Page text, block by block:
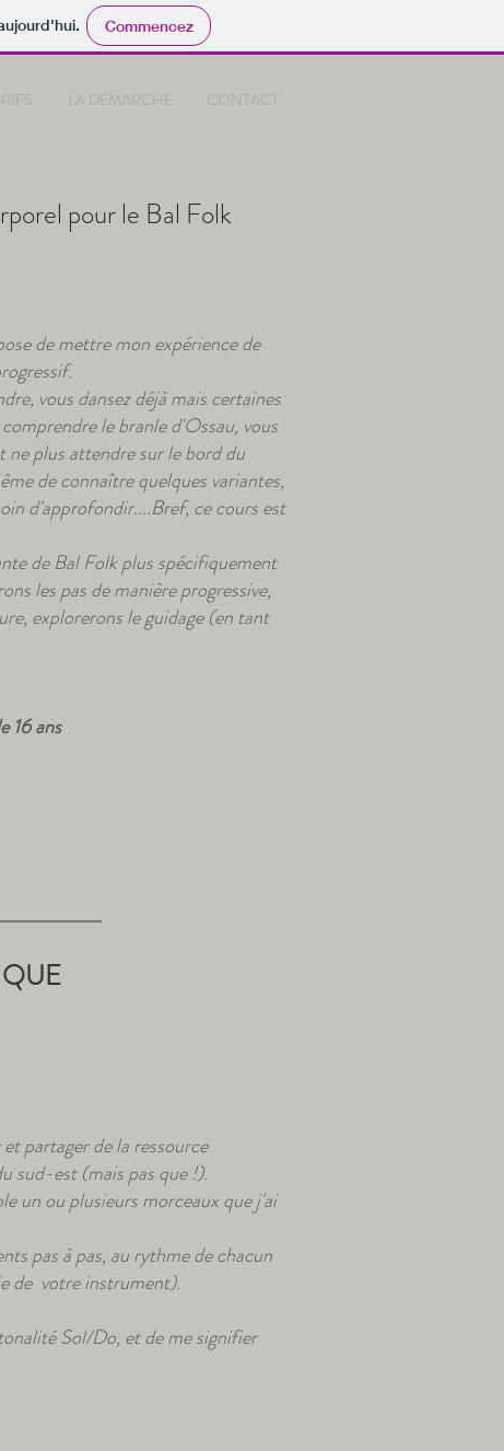
Commencez
LA DÉMARCHE CONTACT
pour le Bal Folk
de mettre mon expérience de
vous dansez déjà mais certaines
le branle d'Ossau, vous
ne plus attendre sur le bord du
de connaître quelques variantes,
d'approfondir....Bref, ce cours est
de Bal Folk plus spécifiquement
les pas de manière progressive,
explorerons le guidage (en tant
16 ans
partager de la ressource
sud-est (mais pas que !).
un ou plusieurs morceaux que j'ai
pas à pas, au rythme de chacun
de votre instrument).
Sol/Do, et de me signifier